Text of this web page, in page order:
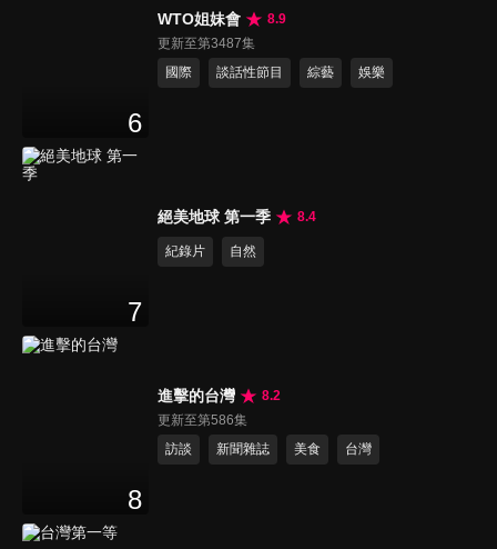
6
WTO姐妹會
8.9
更新至第3487集
國際
談話性節目 綜藝 娛樂
7
絕美地球 第一季 8.4
紀錄片 自然
8
進擊的台灣
8.2
更新至第586集
訪談
新聞雜誌 美食 台灣